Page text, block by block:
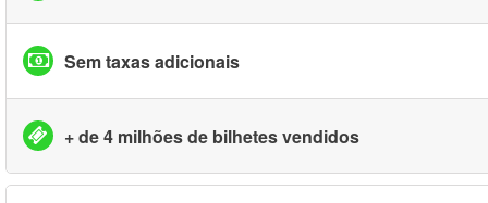
Sem taxas adicionais
+ de 4 milhões de bilhetes vendidos